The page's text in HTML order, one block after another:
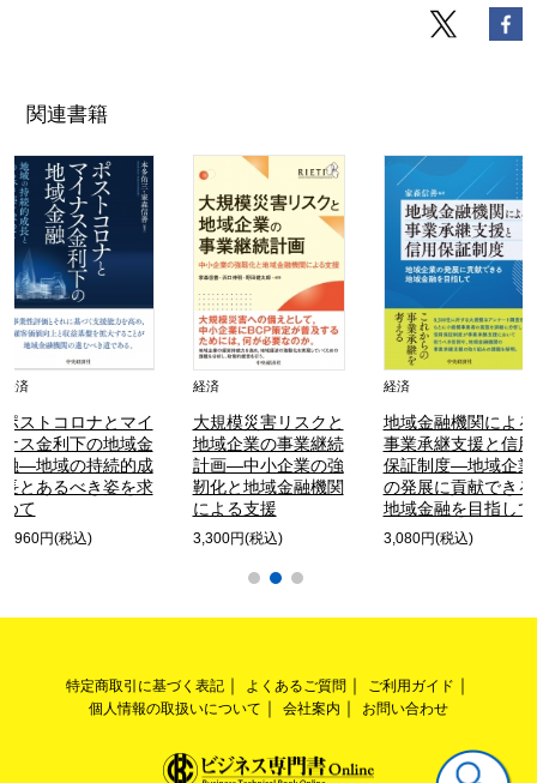
関連書籍
経済
ポストコロナとマイ
ナス金利下の地域金
融―地域の持続的成
長とあるべき姿を求
めて
3,960円(税込)
経済
大規模災害リスクと
地域企業の事業継続
計画―中小企業の強
靭化と地域金融機関
による支援
3,300円(税込)
経済
地域金融機関による
事業承継支援と信用
保証制度―地域企業
の発展に貢献できる
地域金融を目指して
3,080円(税込)
特定商取引に基づく表記 よくあるご質問
ご利用ガイド
個人情報の取扱いについて
会社案内 お問い合わせ